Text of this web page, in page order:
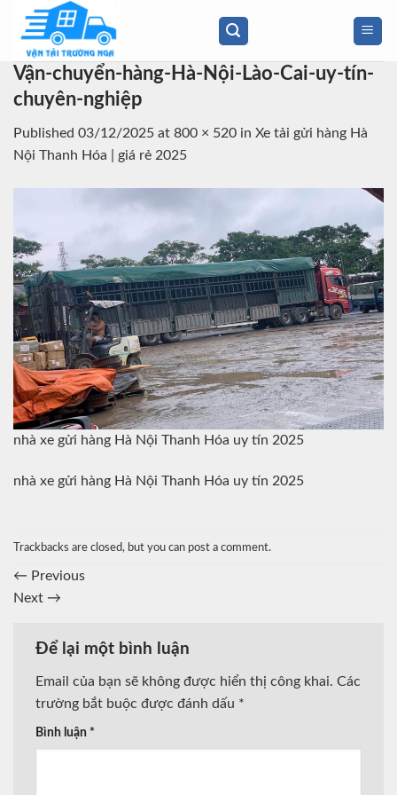
content
Vận-chuyển-hàng-Hà-Nội-Lào-Cai-uy-tín-
chuyên-nghiệp
Published 03/12/2025 at 800 × 520 in Xe tải gửi hàng Hà
Nội Thanh Hóa | giá rẻ 2025
nhà xe gửi hàng Hà Nội Thanh Hóa uy tín 2025
nhà xe gửi hàng Hà Nội Thanh Hóa uy tín 2025
Trackbacks are closed, but you can post a comment.
← Previous
Next →
Để lại một bình luận
Email của bạn sẽ không được hiển thị công khai. Các
trường bắt buộc được đánh dấu *
Bình luận *